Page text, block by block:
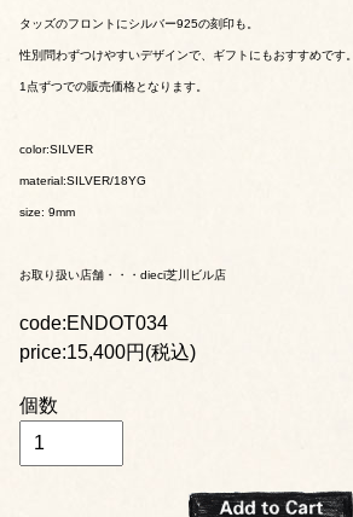
タッズのフロントにシルバー925の刻印も。
性別問わずつけやすいデザインで、ギフトにもおすすめです。
1点ずつでの販売価格となります。
color:SILVER
material:SILVER/18YG
size: 9mm
お取り扱い店舗・・・dieci芝川ビル店
code:ENDOT034
price:15,400円(税込)
個数